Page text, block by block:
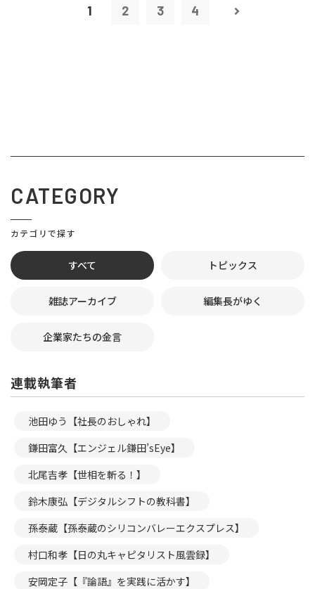
1 2 3 4
CATEGORY
カテゴリで探す
すべて トピックス
雑誌アーカイブ 編集長がゆく
企業家たちの金言
連載執筆者
池田ゆう【社長のおしゃれ】
鎌田富久【エンジェル鎌田’sEye】
北尾吉孝【世相を斬る！】
鈴木康弘【デジタルシフトの教科書】
孫泰蔵【孫泰蔵のシリコンバレーエクスプレス】
村口和孝【日の丸キャピタリスト風雲録】
安岡定子【『論語』を実践に活かす】